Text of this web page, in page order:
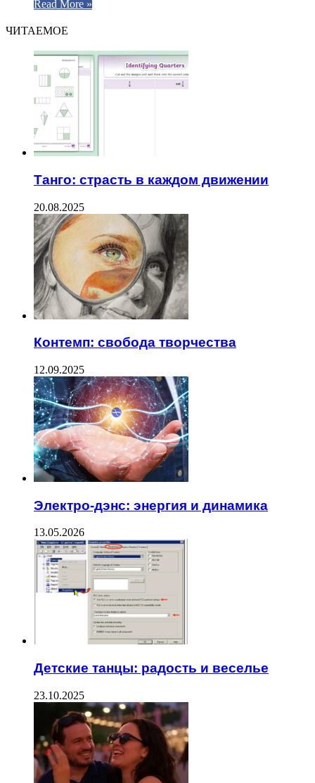
Read More »
ЧИТАЕМОЕ
Танго: страсть в каждом движении
20.08.2025
Контемп: свобода творчества
12.09.2025
Электро-дэнс: энергия и динамика
13.05.2026
Детские танцы: радость и веселье
23.10.2025